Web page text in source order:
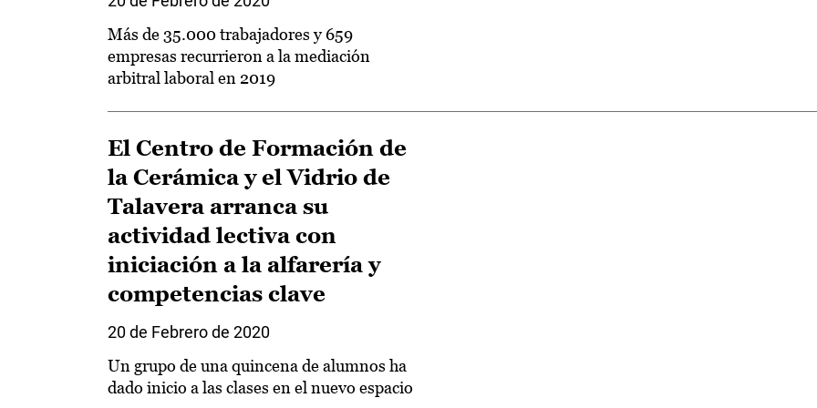
Más de 35.000 trabajadores y 659
empresas recurrieron a la mediación
arbitral laboral en 2019
El Centro de Formación de
la Cerámica y el Vidrio de
Talavera arranca su
actividad lectiva con
iniciación a la alfarería y
competencias clave
20 de Febrero de 2020
Un grupo de una quincena de alumnos ha
dado inicio a las clases en el nuevo espacio